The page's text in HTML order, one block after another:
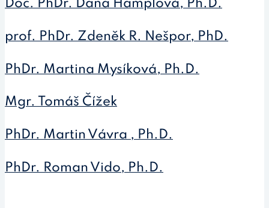
Doc. PhDr. Dana Hamplová, Ph.D.
prof. PhDr. Zdeněk R. Nešpor, PhD.
PhDr. Martina Mysíková, Ph.D.
Mgr. Tomáš Čížek
PhDr. Martin Vávra , Ph.D.
PhDr. Roman Vido, Ph.D.